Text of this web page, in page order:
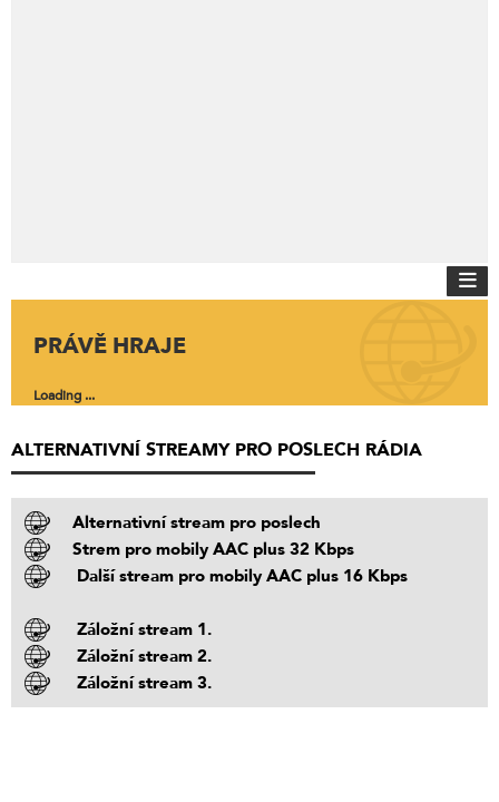
PRÁVĚ HRAJE
Loading ...
ALTERNATIVNÍ STREAMY PRO POSLECH RÁDIA
Alternativní stream pro poslech
Strem pro mobily AAC plus 32 Kbps
Další stream pro mobily AAC plus 16 Kbps
Záložní stream 1.
Záložní stream 2.
Záložní stream 3.